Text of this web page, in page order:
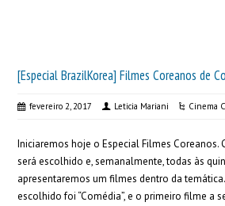
[Especial BrazilKorea] Filmes Coreanos de
fevereiro 2, 2017 Leticia Mariani Cinema
Iniciaremos hoje o Especial Filmes Coreanos.
será escolhido e, semanalmente, todas às
apresentaremos um filmes dentro da
escolhido foi “Comédia”, e o primeiro filme a